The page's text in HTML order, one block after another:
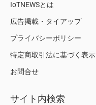
IoTNEWSとは
広告掲載・タイアップ
プライバシーポリシー
特定商取引法に基づく表示
お問合せ
サイト内検索